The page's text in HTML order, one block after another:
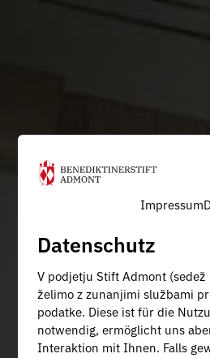
Impressum
Datenschutz
V podjetju Stift Admont
želimo z zunanjimi službami
podatke. Diese ist für die
notwendig, ermöglicht uns
Interaktion mit Ihnen. Falls